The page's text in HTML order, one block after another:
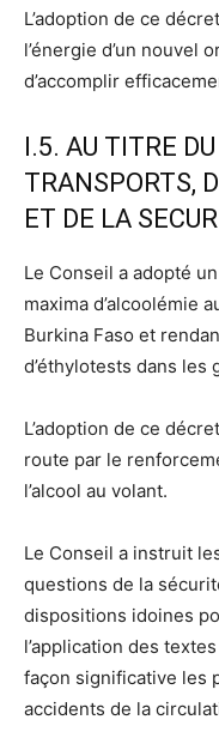
L’adoption de ce
l’énergie d’un nouvel
d’accomplir
I.5. AU TITRE
TRANSPORTS,
ET DE LA
Le Conseil a adopté
maxima d’alcoolémie
Burkina Faso et
d’éthylotests dans les
L’adoption de ce
route par le
l’alcool au volant.
Le Conseil a instruit
questions de la
dispositions idoines
l’application des
façon significative les
accidents de la